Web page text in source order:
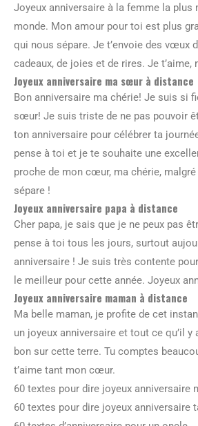
Joyeux anniversaire à la femme la plus
monde. Mon amour pour toi est plus
qui nous sépare. Je t’envoie des vœux
cadeaux, de joies et de rires. Je t’aime,
Joyeux anniversaire ma sœur à distance
Bon anniversaire ma chérie! Je suis si
sœur! Je suis triste de ne pas pouvoir
ton anniversaire pour célébrer ta
pense à toi et je te souhaite une
proche de mon cœur, ma chérie,
sépare !
Joyeux anniversaire papa à distance
Cher papa, je sais que je ne peux pas
pense à toi tous les jours, surtout
anniversaire ! Je suis très contente
le meilleur pour cette année. Joyeux
Joyeux anniversaire maman à distance
Ma belle maman, je profite de cet
un joyeux anniversaire et tout ce qu’il y
bon sur cette terre. Tu comptes
t’aime tant mon cœur.
60 textes pour dire joyeux anniversaire
60 textes pour dire joyeux anniversaire